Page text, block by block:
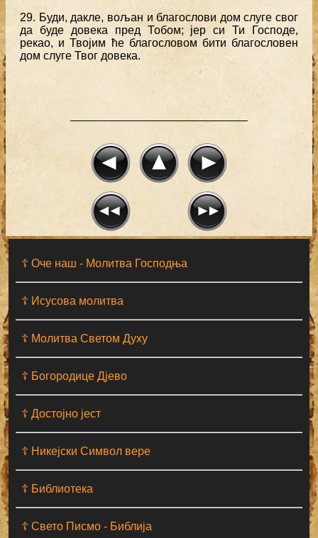
☦ Оче наш - Moлитва Господња
☦ Исусова молитва
☦ Молитва Светом Духу
☦ Богородице Дјево
☦ Достојно јест
☦ Никејски Символ вере
☦ Библиотека
☦ Свето Писмо - Библија
29. Буди, дакле, вољан и благослови дом слуге свог
да буде довека пред Тобом; јер си Ти Господе,
рекао, и Твојим ће благословом бити благословен
дом слуге Твог довека.